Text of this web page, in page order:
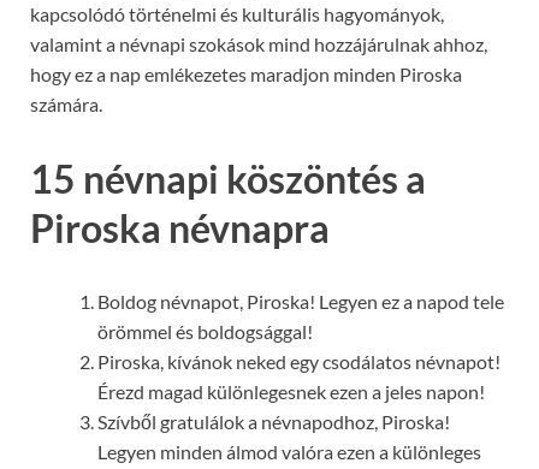
kapcsolódó történelmi és kulturális hagyományok,
valamint a névnapi szokások mind hozzájárulnak ahhoz,
hogy ez a nap emlékezetes maradjon minden Piroska
számára.
15 névnapi köszöntés a
Piroska névnapra
Boldog névnapot, Piroska! Legyen ez a napod tele
örömmel és boldogsággal!
Piroska, kívánok neked egy csodálatos névnapot!
Érezd magad különlegesnek ezen a jeles napon!
Szívből gratulálok a névnapodhoz, Piroska!
Legyen minden álmod valóra ezen a különleges